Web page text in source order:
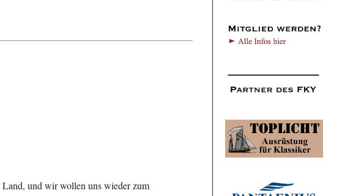
Land, und wir wollen uns wieder zum